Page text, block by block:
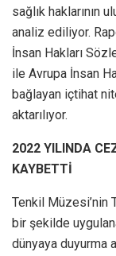
sağlık haklarının
analiz ediliyor.
İnsan Hakları
ile Avrupa İnsan
bağlayan içtihat
aktarılıyor.
2022 YILINDA
KAYBETTİ
Tenkil Müzesi’nin
bir şekilde
dünyaya duyurma